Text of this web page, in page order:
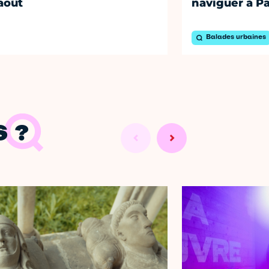
naviguer à
Balades urbaines
?